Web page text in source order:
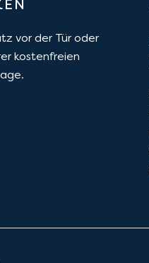
vor der Tür oder
kostenfreien